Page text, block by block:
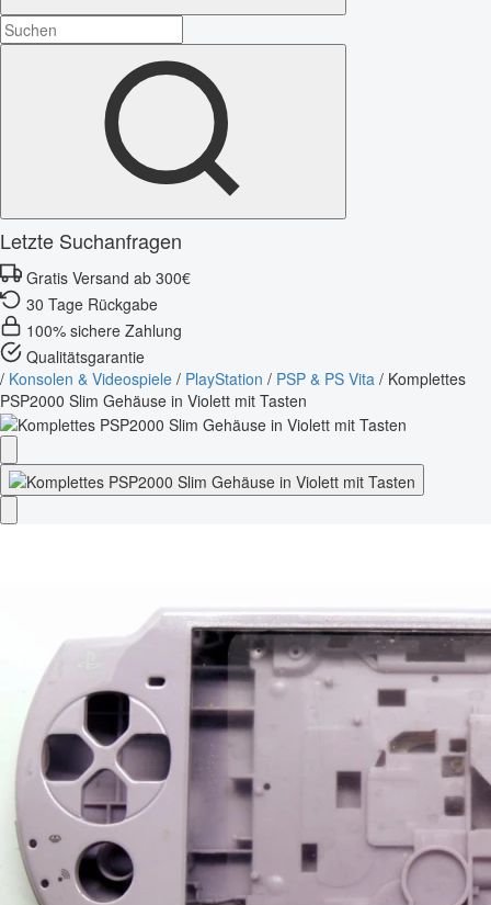
Letzte Suchanfragen
Gratis Versand ab 300€
30 Tage Rückgabe
100% sichere Zahlung
Qualitätsgarantie
/ Konsolen & Videospiele / PlayStation / PSP & PS Vita / Komplettes
PSP2000 Slim Gehäuse in Violett mit Tasten